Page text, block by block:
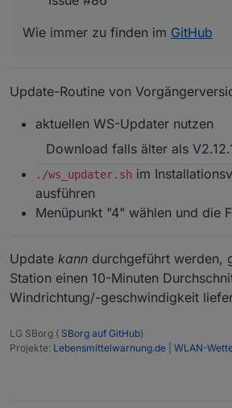
Wie immer zu finden im GitHub
Update-Routine von
aktuellen WS-Updater nutzen
Download falls älter als
./ws_updater.sh im
ausführen
Menüpunkt "4" wählen und die
Update kann durchgeführt werden,
Station einen 10-Minuten
Windrichtung/-geschwindigkeit
LG SBorg ( SBorg auf GitHub)
Projekte: Lebensmittelwarnung.de WLAN-